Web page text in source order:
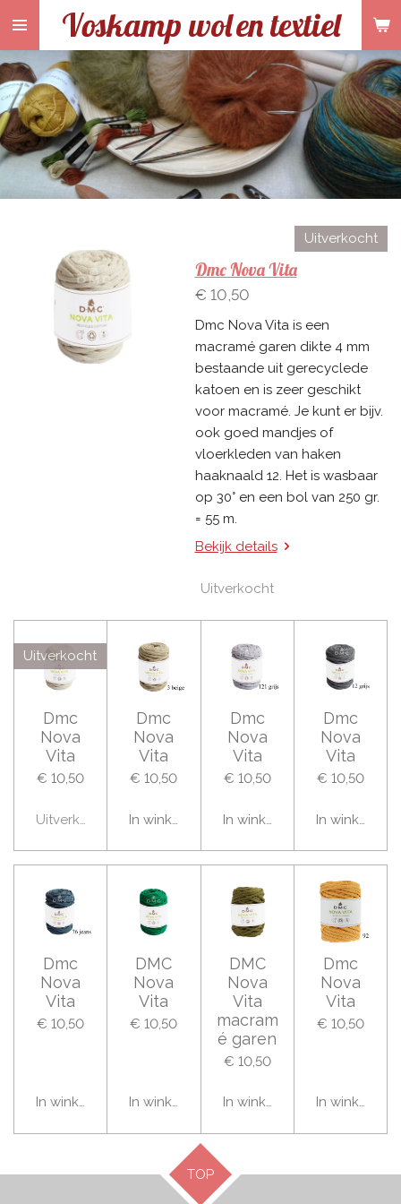
Ga
naar
de
hoofdinhoud
Voskamp wolen textiel
Uitverkocht
Dmc Nova Vita
€ 10,50
Dmc Nova Vita is een
macramé garen dikte 4 mm
bestaande uit gerecyclede
katoen en is zeer geschikt
voor macramé. Je kunt er bijv.
ook goed mandjes of
vloerkleden van haken
haaknaald 12. Het is wasbaar
op 30° en een bol van 250 gr.
= 55 m.
Bekijk details
Uitverkocht
Uitverkocht
Dmc
Nova
Vita
€ 10,50
Uitverkocht
Dmc
Nova
Vita
€ 10,50
In winkelwagen
Dmc
Nova
Vita
€ 10,50
In winkelwagen
Dmc
Nova
Vita
€ 10,50
In
Dmc
Nova
Vita
€ 10,50
In winkelwagen
DMC
Nova
Vita
€ 10,50
In winkelwagen
DMC
Nova
Vita
macram
é garen
€ 10,50
In winkelwagen
Dmc
Nova
Vita
€ 10,50
In
TOP